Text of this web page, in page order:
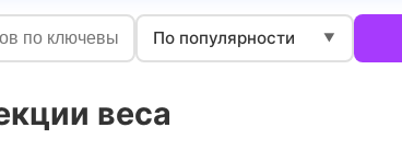
По популярности ▼
веса